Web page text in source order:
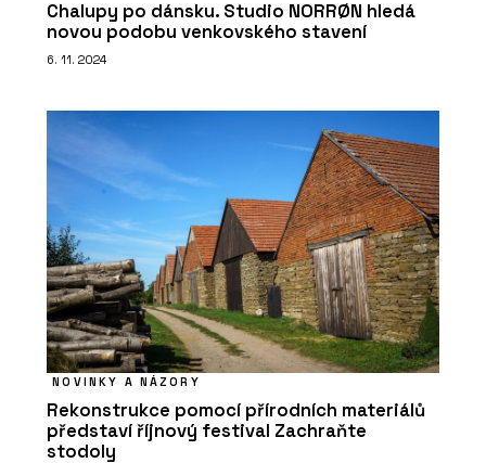
Chalupy po dánsku. Studio NORRØN hledá
novou podobu venkovského stavení
6. 11. 2024
NOVINKY A NÁZORY
Rekonstrukce pomocí přírodních materiálů
představí říjnový festival Zachraňte
stodoly